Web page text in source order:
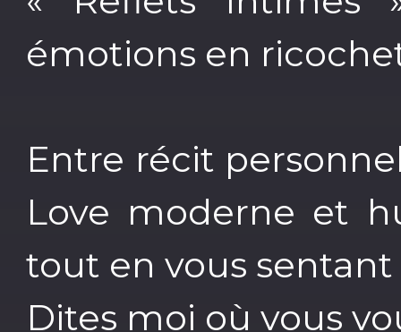
émotions en
Entre récit
Love moderne et
tout en vous
Dites moi où vous